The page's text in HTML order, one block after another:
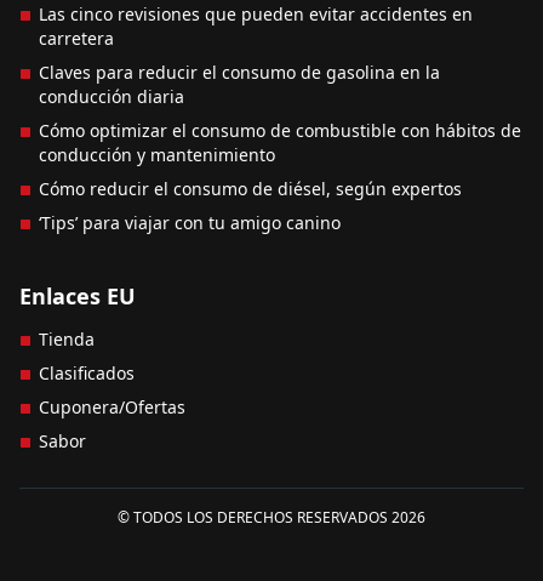
Las cinco revisiones que pueden evitar accidentes en
carretera
Claves para reducir el consumo de gasolina en la
conducción diaria
Cómo optimizar el consumo de combustible con hábitos de
conducción y mantenimiento
Cómo reducir el consumo de diésel, según expertos
‘Tips’ para viajar con tu amigo canino
Enlaces EU
Tienda
Clasificados
Cuponera/Ofertas
Sabor
© TODOS LOS DERECHOS RESERVADOS 2026